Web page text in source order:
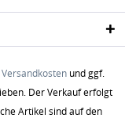
Versandkosten und ggf.
Der Verkauf erfolgt
Artikel sind auf den